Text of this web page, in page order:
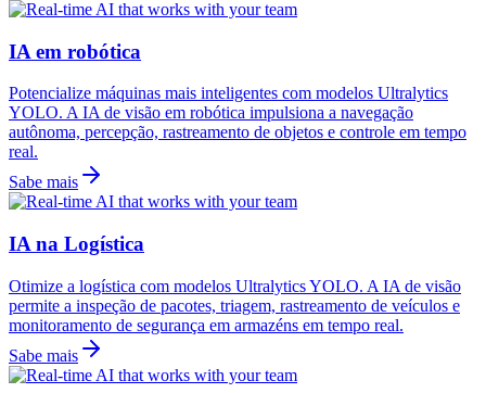
IA em robótica
Potencialize máquinas mais inteligentes com modelos Ultralytics
YOLO. A IA de visão em robótica impulsiona a navegação
autônoma, percepção, rastreamento de objetos e controle em tempo
real.
Sabe mais
IA na Logística
Otimize a logística com modelos Ultralytics YOLO. A IA de visão
permite a inspeção de pacotes, triagem, rastreamento de veículos e
monitoramento de segurança em armazéns em tempo real.
Sabe mais